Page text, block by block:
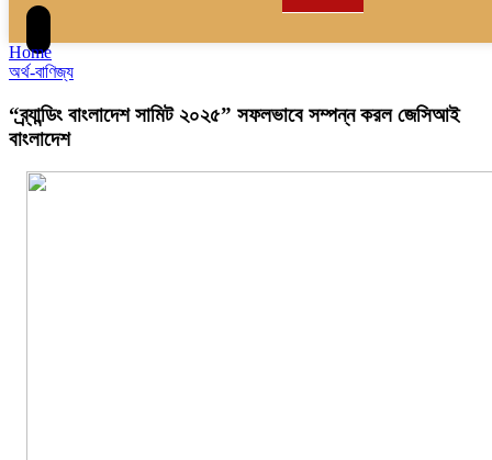
Home
অর্থ-বাণিজ্য
“ব্র্যান্ডিং বাংলাদেশ সামিট ২০২৫” সফলভাবে সম্পন্ন করল জেসিআই
বাংলাদেশ